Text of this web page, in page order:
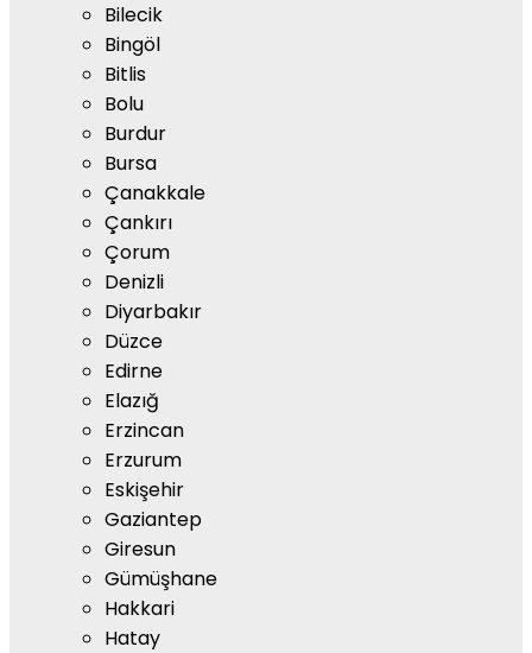
Bilecik
Bingöl
Bitlis
Bolu
Burdur
Bursa
Çanakkale
Çankırı
Çorum
Denizli
Diyarbakır
Düzce
Edirne
Elazığ
Erzincan
Erzurum
Eskişehir
Gaziantep
Giresun
Gümüşhane
Hakkari
Hatay